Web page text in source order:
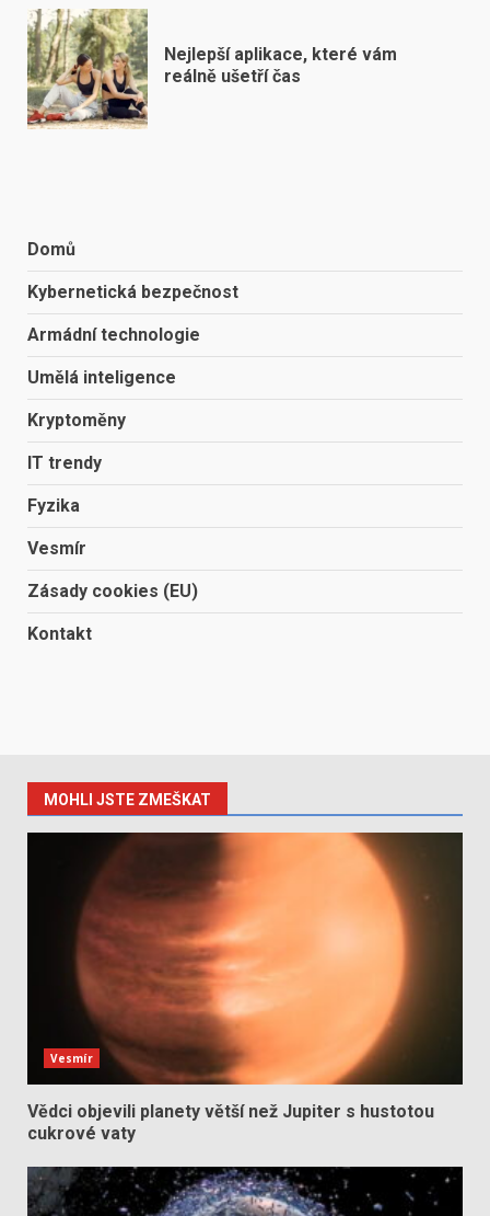
Nejlepší aplikace, které vám
reálně ušetří čas
Domů
Kybernetická bezpečnost
Armádní technologie
Umělá inteligence
Kryptoměny
IT trendy
Fyzika
Vesmír
Zásady cookies (EU)
Kontakt
MOHLI JSTE ZMEŠKAT
Vesmír
Vědci objevili planety větší než Jupiter s hustotou
cukrové vaty